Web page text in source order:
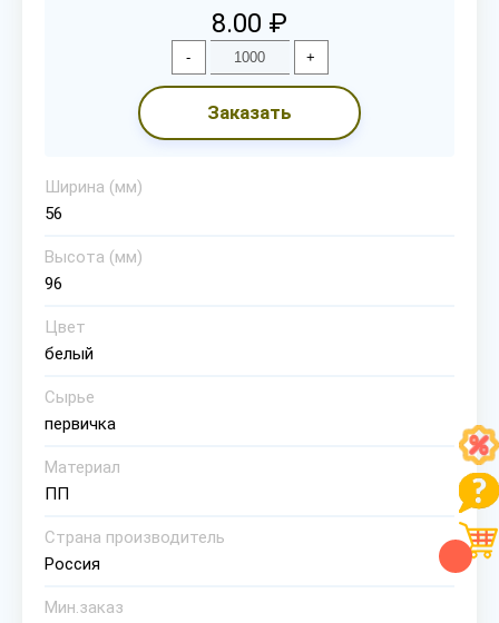
8.00 ₽
- +
Заказать
Ширина (мм)
56
Высота (мм)
96
Цвет
белый
Сырье
первичка
Материал
ПП
Страна производитель
Россия
Мин.заказ